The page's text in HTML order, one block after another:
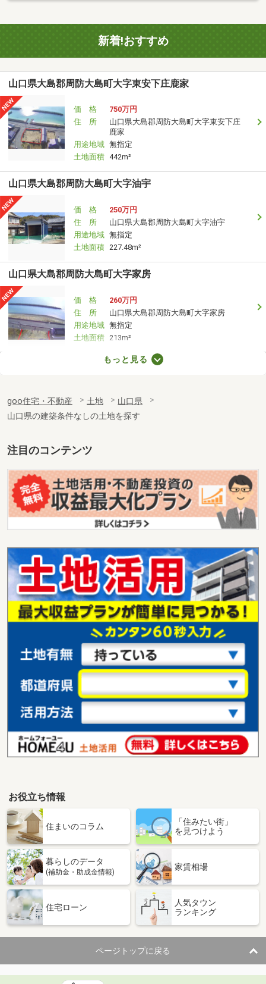
新着!おすすめ
山口県大島郡周防大島町大字東安下庄鹿家
価 格
750万円
住 所
山口県大島郡周防大島町大字東安下庄
鹿家
用途地域 無指定
土地面積 442m²
山口県大島郡周防大島町大字油宇
価 格
250万円
住 所
山口県大島郡周防大島町大字油宇
用途地域 無指定
土地面積 227.48m²
山口県大島郡周防大島町大字家房
価 格
260万円
住 所
山口県大島郡周防大島町大字家房
用途地域 無指定
土地面積 213m²
山口県下関市安岡本町１
住 所
山口県下関市安岡本町１
用途地域 １種住居
山口県山陽小野田市大字小野田
価 格
860万円
住 所
山口県山陽小野田市大字小野田
用途地域 １種中高
土地面積 1219.09m²
山口県周南市大字樋口
価 格
490万円
住 所
山口県周南市大字樋口
用途地域
無指定
土地面積 1175m²
山口県宇部市大字小串
価 格
880万円
住 所
山口県宇部市大字小串
土地面積 299.77m²
もっと見る
goo住宅・不動産 土地
山口県
山口県の建築条件なしの土地を探す
注目のコンテンツ
お役立ち情報
住まいのコラム
「住みたい街」
を見つけよう
暮らしのデータ
(補助金・助成金情報)
家賃相場
住宅ローン
人気タウン
ランキング
ページトップに戻る